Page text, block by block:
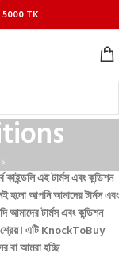
5000 TK
এই টার্মস এবং কন্ডিশন
হলো আপনি আমাদের টার্মস এবং
টার্মস এবং কন্ডিশন
শ্রেয়। এটি KnockToBuy
বা আমরা হচ্ছি